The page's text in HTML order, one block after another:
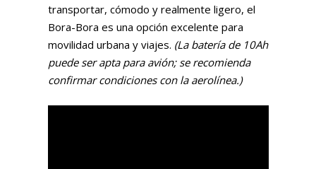
transportar, cómodo y realmente ligero, el
Bora-Bora es una opción excelente para
movilidad urbana y viajes. (La batería de 10Ah
puede ser apta para avión; se recomienda
confirmar condiciones con la aerolínea.)